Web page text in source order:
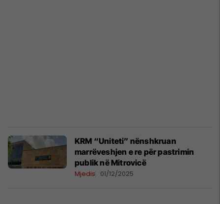
KRM “Uniteti” nënshkruan
marrëveshjen e re për pastrimin
publik në Mitrovicë
Mjedis 01/12/2025